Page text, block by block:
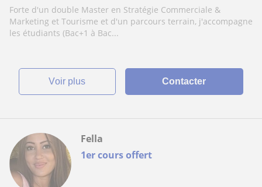
Forte d'un double Master en Stratégie Commerciale &
Marketing et Tourisme et d'un parcours terrain, j'accompagne
les étudiants (Bac+1 à Bac...
voir plus Contacter
1er cours offert
Fella